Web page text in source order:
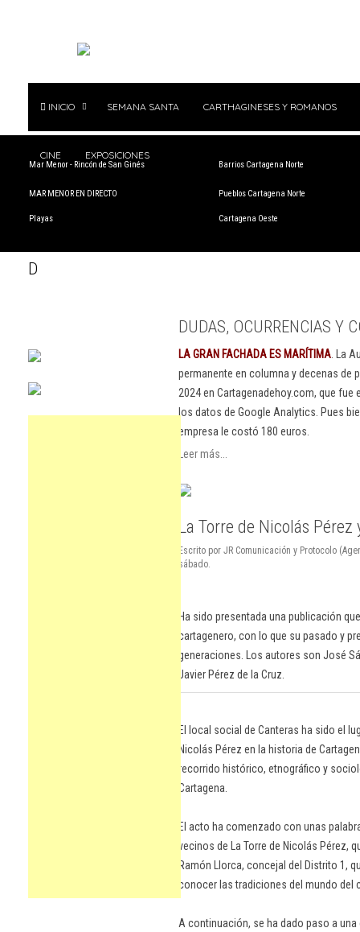
INICIO SEMANA SANTA CARTHAGINESES Y ROMANOS
CINE EXPOSICIONES
Mar Menor - Rincón de San Ginés
MAR MENOR EN DIRECTO
Playas
Barrios Cartagena Norte
Pueblos Cartagena Norte
Cartagena Oeste
D
DUDAS, OCURRENCIAS Y
LA GRAN FACHADA ES MARÍTIMA . La
permanente en columna y decenas
2024 en Cartagenadehoy.com, que
los datos de Google Analytics. Pues
empresa le costó 180 euros.
Leer más...
La Torre de Nicolás
Escrito por JR Comunicación y Protocolo
sábado.
Ha sido presentada una publicación
cartagenero, con lo que su pasado y
generaciones. Los autores son José
Javier Pérez de la Cruz.
El local social de Canteras ha sido el
Nicolás Pérez en la historia de
recorrido histórico, etnográfico y
Cartagena.
El acto ha comenzado con unas
vecinos de La Torre de Nicolás Pérez,
Ramón Llorca, concejal del Distrito 1,
conocer las tradiciones del mundo del
A continuación, se ha dado paso a